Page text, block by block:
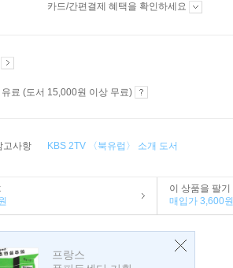
카드/간편결제 혜택을 확인하세요
료 (도서 15,000원 이상 무료)
고사항 KBS 2TV 〈북유럽〉 소개 도서
이 상품을 팔기
매입가 3,600원
프랑스